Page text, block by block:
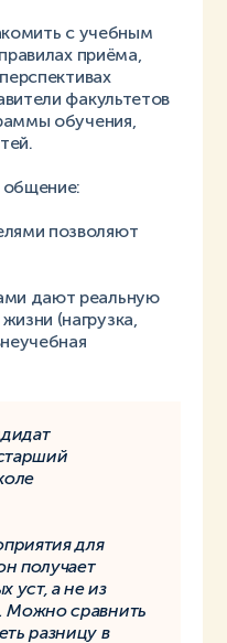
с учебным
приёма,
факультетов
обучения,
позволяют
дают реальную
(нагрузка,
для
получает
уст, а не из
Можно сравнить
разницу в